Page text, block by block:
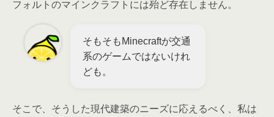
フォルトのマインクラフトには殆ど存在しません。
そもそもMinecraftが交通
系のゲームではないけれ
ども。
そこで、そうした現代建築のニーズに応えるべく、私は